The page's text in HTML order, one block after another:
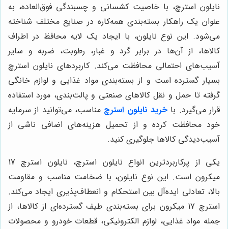
نایلون استرچ، با خاصیت کشسانی و چسبندگی فوق‌العاده، به
عنوان یک راهکار بسته‌بندی همه‌کاره در صنایع مختلف شناخته
می‌شود. این نوع نایلون، با ایجاد یک لایه محافظ در اطراف
کالاها، از آن‌ها در برابر گرد و غبار، رطوبت، ضربه و سایر
آسیب‌های احتمالی محافظت می‌کند. کاربردهای نایلون استرچ
بسیار گسترده است و از بسته‌بندی مواد غذایی و لوازم خانگی
گرفته تا حمل و نقل کالاهای صنعتی و پالت‌بندی، مورد استفاده
قرار می‌گیرد. با خرید نایلون استرچ مناسب، می‌توانید از سرمایه
خود محافظت کرده و از تحمیل هزینه‌های اضافی ناشی از
آسیب‌دیدگی کالاها جلوگیری کنید.
یکی از پرکاربردترین انواع نایلون استرچ، نایلون استرچ 17
میکرون است. این نوع نایلون، با ضخامت مناسب و مقاومت
بالا، تعادلی ایده‌آل بین استحکام و انعطاف‌پذیری ایجاد می‌کند.
استرچ 17 میکرون برای بسته‌بندی طیف گسترده‌ای از کالاها، از
جمله مواد غذایی، لوازم الکترونیکی، قطعات خودرو و محصولات